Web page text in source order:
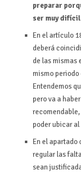
preparar
ser muy
En el artículo
deberá
de las mismas
mismo
Entendemos
pero va a
poder ubicar
En el apartado
regular las
sean